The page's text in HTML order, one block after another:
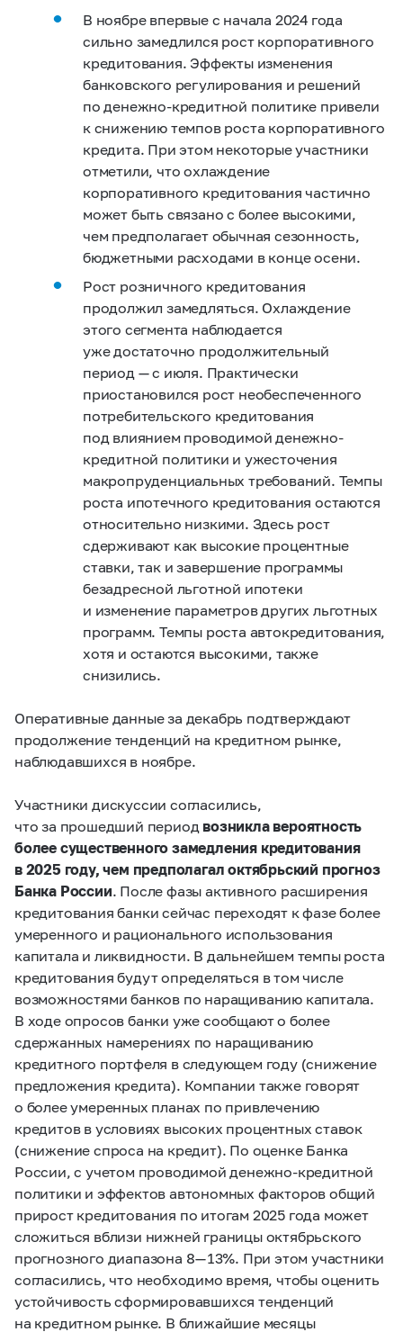
В ноябре впервые с начала 2024 года
сильно замедлился рост корпоративного
кредитования. Эффекты изменения
банковского регулирования и решений
по денежно-кредитной политике привели
к снижению темпов роста корпоративного
кредита. При этом некоторые участники
отметили, что охлаждение
корпоративного кредитования частично
может быть связано с более высокими,
чем предполагает обычная сезонность,
бюджетными расходами в конце осени.
Рост розничного кредитования
продолжил замедляться. Охлаждение
этого сегмента наблюдается
уже достаточно продолжительный
период — с июля. Практически
приостановился рост необеспеченного
потребительского кредитования
под влиянием проводимой денежно-
кредитной политики и ужесточения
макропруденциальных требований. Темпы
роста ипотечного кредитования остаются
относительно низкими. Здесь рост
сдерживают как высокие процентные
ставки, так и завершение программы
безадресной льготной ипотеки
и изменение параметров других льготных
программ. Темпы роста автокредитования,
хотя и остаются высокими, также
снизились.
Оперативные данные за декабрь подтверждают
продолжение тенденций на кредитном рынке,
наблюдавшихся в ноябре.
Участники дискуссии согласились,
что за прошедший период возникла вероятность
более существенного замедления кредитования
в 2025 году, чем предполагал октябрьский прогноз
Банка России. После фазы активного расширения
кредитования банки сейчас переходят к фазе более
умеренного и рационального использования
капитала и ликвидности. В дальнейшем темпы роста
кредитования будут определяться в том числе
возможностями банков по наращиванию капитала.
В ходе опросов банки уже сообщают о более
сдержанных намерениях по наращиванию
кредитного портфеля в следующем году (снижение
предложения кредита). Компании также говорят
о более умеренных планах по привлечению
кредитов в условиях высоких процентных ставок
(снижение спроса на кредит). По оценке Банка
России, с учетом проводимой денежно-кредитной
политики и эффектов автономных факторов общий
прирост кредитования по итогам 2025 года может
сложиться вблизи нижней границы октябрьского
прогнозного диапазона 8 — 13%. При этом участники
согласились, что необходимо время, чтобы оценить
устойчивость сформировавшихся тенденций
на кредитном рынке. В ближайшие месяцы